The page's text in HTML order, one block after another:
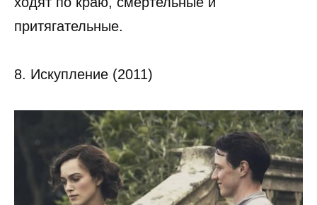
притягательные.
8. Искупление (2011)